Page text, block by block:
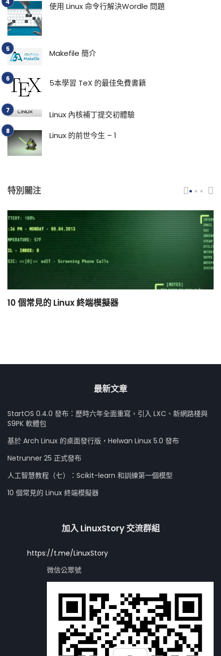
使用 Linux 命令行解決Wordle 問題
Makefile 簡介
5本學習 TeX 的最佳免費書籍
Linux 內核補丁提交初體驗
Linux 的前世今生 – 1
特別關注
10 個常見的 Linux 終端模擬器
最新文章
StartOS 0.4.0 發布：歷時六年全面重寫，引入 LXC、新網路棧與
S9PK 軟體包
基於 Arch Linux 的桌面發行版，Helwan Linux 5.0 發布
Netrunner 25 正式發布
人工智慧教程（七）：Scikit-learn 和訓練第一個模型
10 個常見的 Linux 終端模擬器
加入 LinuxStory 交流群組
https://t.me/LinuxStory
微信公眾號